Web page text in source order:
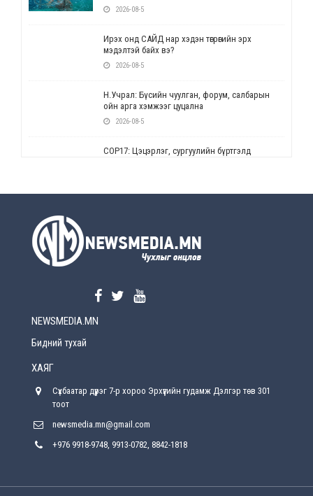
2026-08-5
Ирэх онд САЙД нар хэдэн төгрөгийн эрх
мэдэлтэй байх вэ?
2026-08-5
Н.Учрал: Бүсийн чуулган, форум, салбарын
ойн арга хэмжээг цуцална
2026-08-5
СОР17: Цэцэрлэг, сургуулийн бүртгэлд
2026-08-5
2026-08-5
хүрсэн өгөөжөөрөө ажлаа үнэлж, хэрэгжилтээ
Улсын онцгой комисс өвөлжилтийн бэлтгэл,
NEWSMEDIA.MN
Бидний тухай
ХАЯГ
Сүхбаатар дүүрэг 7-р хороо Эрхүүгийн гудамж Дэлгэр төв 301
тоот
newsmedia.mn@gmail.com
+976 9918-9748, 9913-0782, 8842-1818